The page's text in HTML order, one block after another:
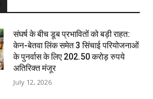
संघर्ष के बीच डूब प्रभावितों को बड़ी राहत:
केन-बेतवा लिंक समेत 3 सिंचाई परियोजनाओं
के पुनर्वास के लिए 202.50 करोड़ रुपये
अतिरिक्त मंजूर
July 12, 2026